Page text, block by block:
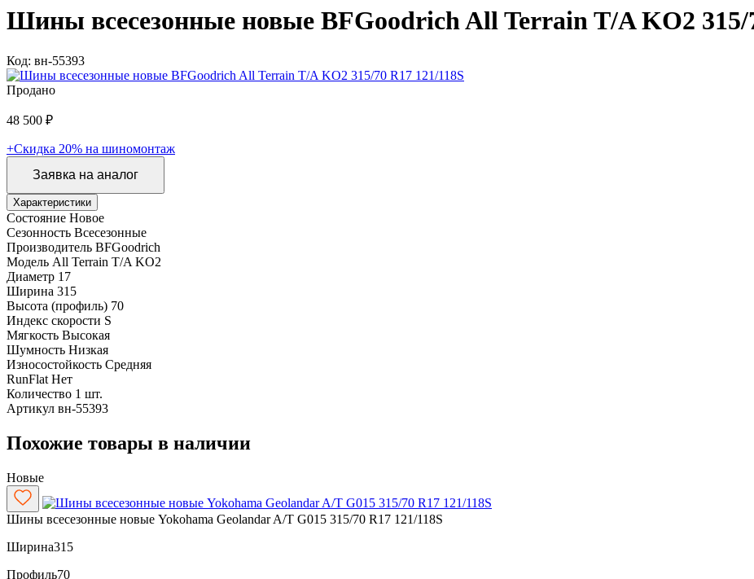
Шины всесезонные новые BFGoodrich All Terrain T/A KO2 315/
Код: вн-55393
Продано
48 500 ₽
+Скидка 20% на шиномонтаж
Заявка на аналог
Характеристики
Состояние Новое
Сезонность Всесезонные
Производитель BFGoodrich
Модель All Terrain T/A KO2
Диаметр 17
Ширина 315
Высота (профиль) 70
Индекс скорости S
Мягкость Высокая
Шумность Низкая
Износостойкость Средняя
RunFlat Нет
Количество 1 шт.
Артикул вн-55393
Похожие товары в наличии
Новые
Шины всесезонные новые Yokohama Geolandar A/T G015 315/70 R17 121/118S
Ширина315
Профиль70